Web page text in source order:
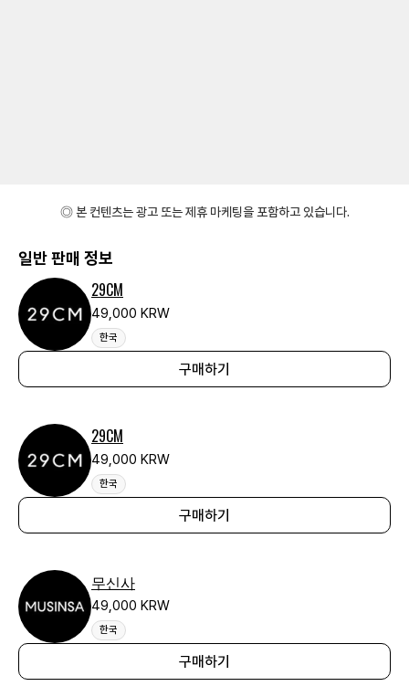
◎ 본 컨텐츠는 광고 또는 제휴 마케팅을 포함하고 있습니다.
일반 판매 정보
29CM
49,000 KRW
한국
구매하기
29CM
49,000 KRW
한국
구매하기
무신사
49,000 KRW
한국
구매하기